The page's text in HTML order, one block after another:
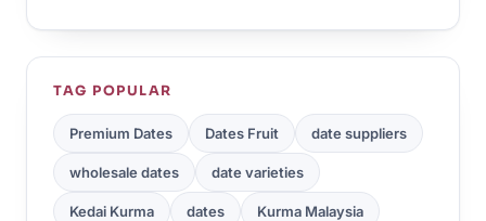
TAG POPULAR
Premium Dates Dates Fruit date suppliers
wholesale dates date varieties
Kedai Kurma dates Kurma Malaysia